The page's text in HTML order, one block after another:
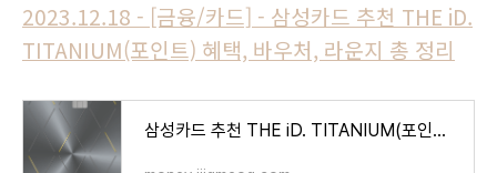
2023.12.18 - [금융/카드] - 삼성카드 추천 THE iD.
TITANIUM(포인트) 혜택, 바우처, 라운지 총 정리
삼성카드 추천 THE iD. TITANIUM(포인트) 혜택, 바우처, 라운지 총 정리